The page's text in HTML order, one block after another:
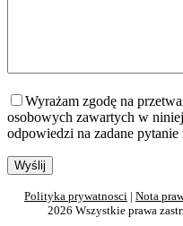
Wyrażam zgodę na
osobowych zawartych w
odpowiedzi na zadane pytanie
Polityka prywatnosci | Nota
2026 Wszystkie prawa